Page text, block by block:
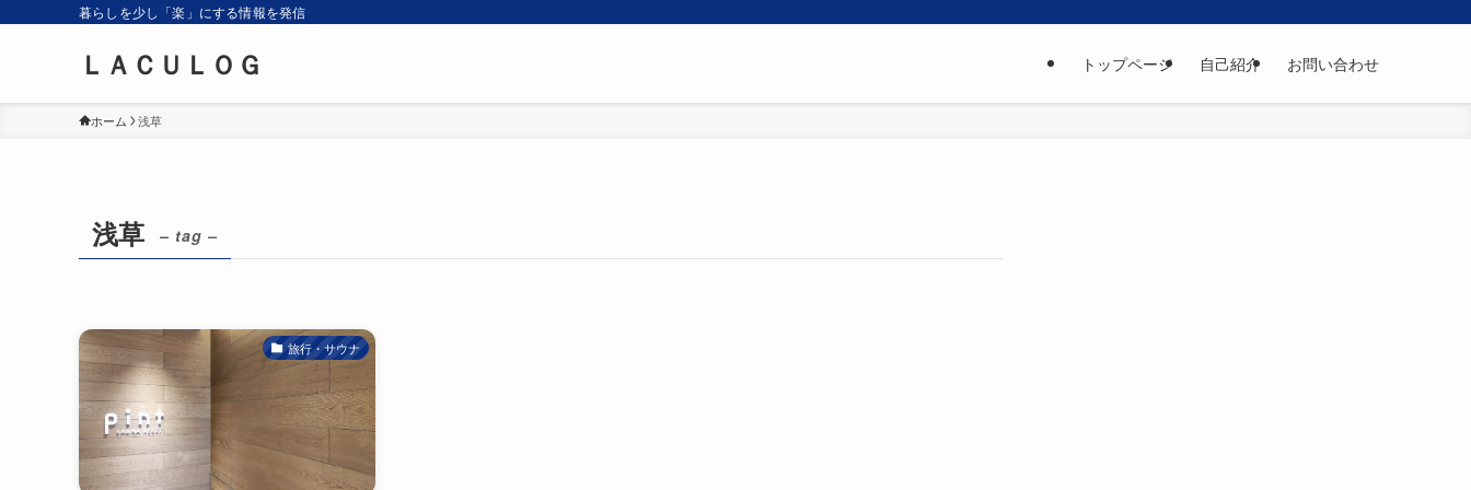
暮らしを少し「楽」にする情報を発信
ＬＡＣＵＬＯＧ トップページ 自己紹介 お問い合わせ
ホーム 浅草
浅草 – tag –
旅行・サウナ